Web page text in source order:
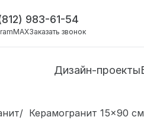
983-61-54
MAXЗаказать звонок
Дизайн-проекты
Керамогранит 15×90 см